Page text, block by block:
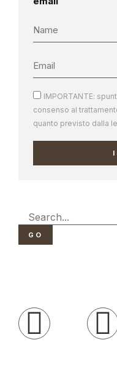
IMPORTANTE:
consenso al
quanto previsto dalla
GO